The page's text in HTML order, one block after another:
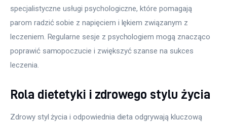
specjalistyczne usługi psychologiczne, które pomagają
parom radzić sobie z napięciem i lękiem związanym z
leczeniem. Regularne sesje z psychologiem mogą znacząco
poprawić samopoczucie i zwiększyć szanse na sukces
leczenia.
Rola dietetyki i zdrowego stylu życia
Zdrowy styl życia i odpowiednia dieta odgrywają kluczową